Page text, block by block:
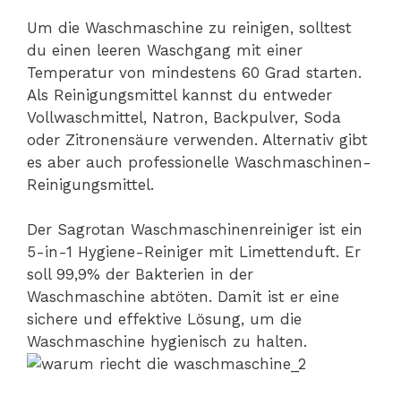
Um die Waschmaschine zu reinigen, solltest
du einen leeren Waschgang mit einer
Temperatur von mindestens 60 Grad starten.
Als Reinigungsmittel kannst du entweder
Vollwaschmittel, Natron, Backpulver, Soda
oder Zitronensäure verwenden. Alternativ gibt
es aber auch professionelle Waschmaschinen-
Reinigungsmittel.
Der Sagrotan Waschmaschinenreiniger ist ein
5-in-1 Hygiene-Reiniger mit Limettenduft. Er
soll 99,9% der Bakterien in der
Waschmaschine abtöten. Damit ist er eine
sichere und effektive Lösung, um die
Waschmaschine hygienisch zu halten.